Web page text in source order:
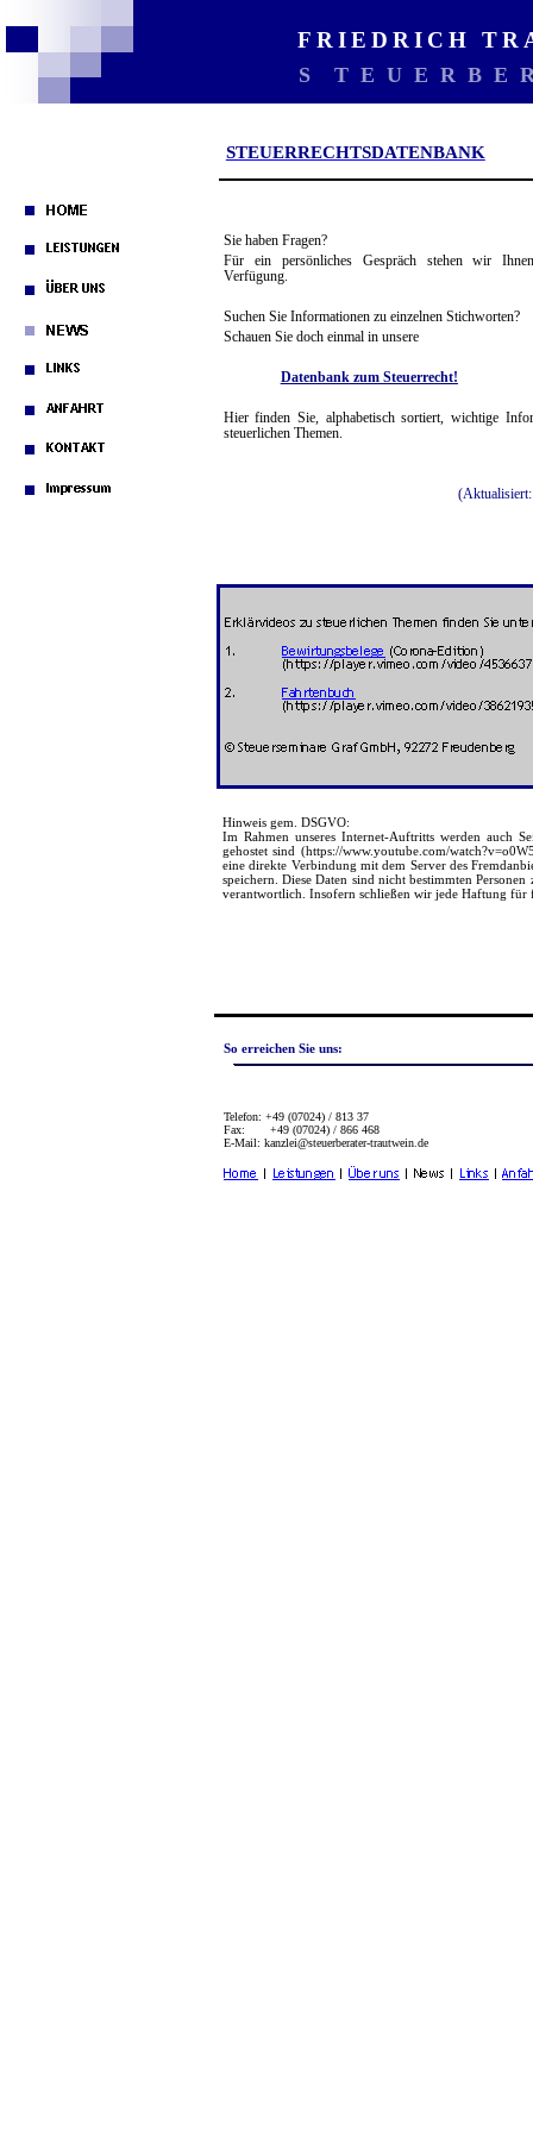
STEUERRECHTSDATENBANK
Sie haben Fragen?
Für ein persönliches Gespräch stehen wir
Verfügung.
Suchen Sie Informationen zu einzelnen Stichworten?
Schauen Sie doch einmal in unsere
Datenbank zum Steuerrecht!
Hier finden Sie
alphabetisch sortiert, wichtige
steuerlichen Themen.
So erreichen Sie uns:
Telefon: +49 (07024) / 813 37
Fax: +49 (07024) / 866 468
E-Mail: kanzlei@steuerberater-trautwein.de
FRIEDRICH
Hinweis gem. DSGVO:
Im Rahmen unseres Internet-Auftritts werden auch
gehostet sind (https://www.youtube.com/
eine direkte Verbindung mit dem Server des
speichern. Diese Daten sind nicht bestimmten
verantwortlich. Insofern schließen wir jede Haftung für